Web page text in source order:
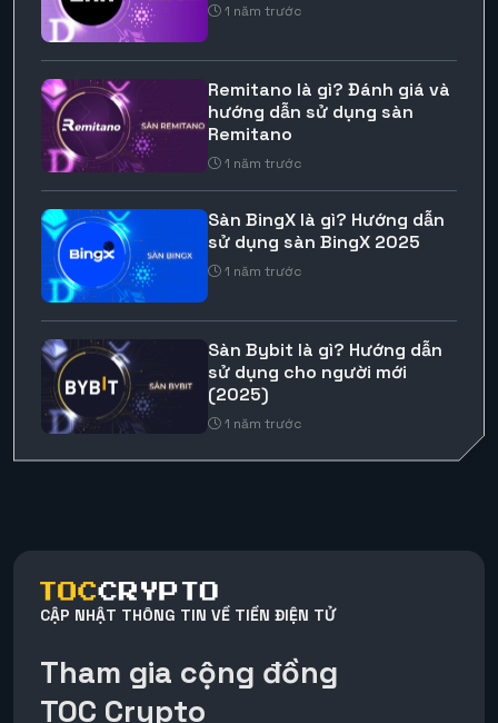
1 năm trước
Remitano là gì? Đánh giá và
hướng dẫn sử dụng sàn
Remitano
1 năm trước
Sàn BingX là gì? Hướng dẫn
sử dụng sàn BingX 2025
1 năm trước
Sàn Bybit là gì? Hướng dẫn
sử dụng cho người mới
(2025)
1 năm trước
CẬP NHẬT THÔNG TIN VỀ TIỀN ĐIỆN TỬ
Tham gia cộng đồng
TOC Crypto